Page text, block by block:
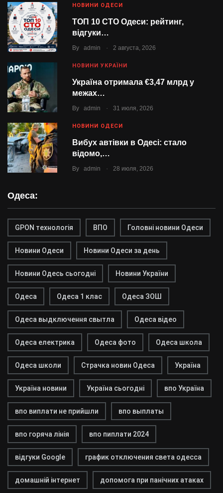
НОВИНИ ОДЕСИ
ТОП 10 СТО Одеси: рейтинг,
відгуки…
By admin . 2 августа, 2026
НОВИНИ УКРАЇНИ
Україна отримала €3,47 млрд у
межах…
By admin . 31 июля, 2026
НОВИНИ ОДЕСИ
Вибух автівки в Одесі: стало
відомо,…
By admin . 28 июля, 2026
Одеса:
GPON технологія ВПО Головні новини Одеси
Новини Одеси Новини Одеси за день
Новини Одесь сьогодні Новини України
Одеса Одеса 1 клас Одеса ЗОШ
Одеса выдключення свытла Одеса відео
Одеса електрика Одеса фото Одеса школа
Одеса школи Страчка новин Одеса Україна
Україна новини Україна сьогодні впо Україна
впо виплати не прийшли впо выплаты
впо горяча лінія впо пиплати 2024
відгуки Google график отключения света одесса
домашній інтернет допомога при панічних атаках